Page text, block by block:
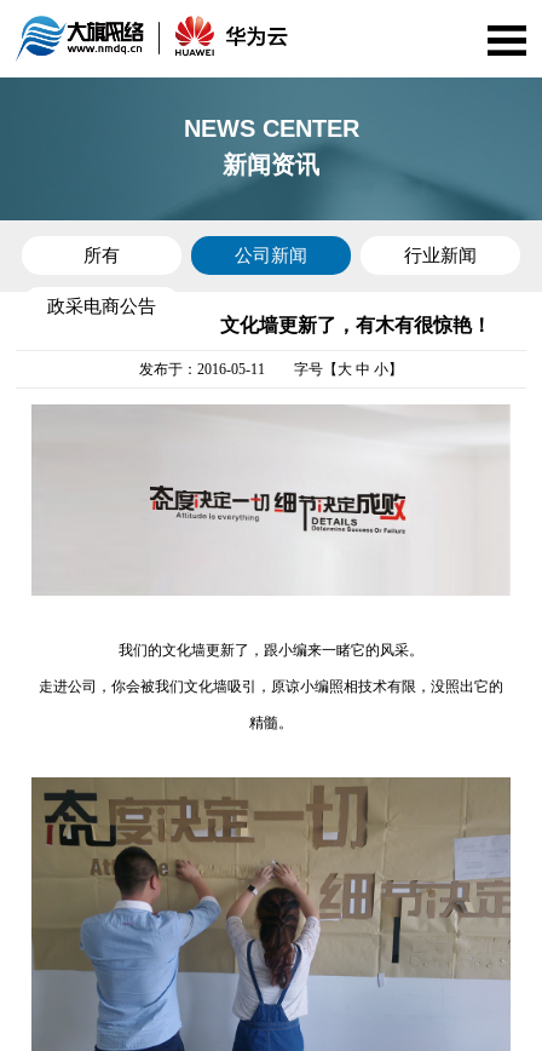
公司介绍
资质证书
服务项目
华为云
案例展示
新闻资讯
在线招聘
NEWS CENTER
新闻资讯
所有 公司新闻 行业新闻
政采电商公告
文化墙更新了，有木有很惊艳！
发布于：2016-05-11 字号【大 中 小】
我们的文化墙更新了，跟小编来一睹它的风采。
走进公司，你会被我们文化墙吸引，原谅小编照相技术有限，没照出它的
精髓。